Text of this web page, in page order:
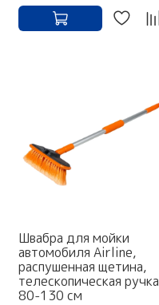
Швабра для мойки
автомобиля Airline,
распушенная щетина,
телескопическая ручка
80-130 см